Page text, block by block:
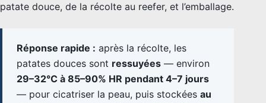
patate douce, de la récolte au reefer, et l’emballage.
Réponse rapide : après la récolte, les
patates douces sont ressuyées — environ
29–32°C à 85–90% HR pendant 4–7 jours
— pour cicatriser la peau, puis stockées au